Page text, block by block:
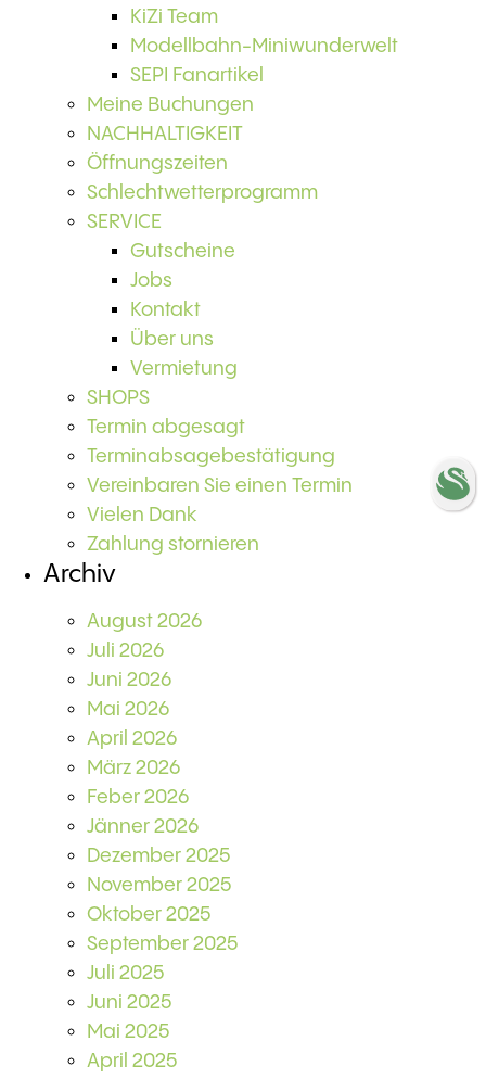
KiZi Team
Modellbahn-Miniwunderwelt
SEPI Fanartikel
Meine Buchungen
NACHHALTIGKEIT
Öffnungszeiten
Schlechtwetterprogramm
SERVICE
Gutscheine
Jobs
Kontakt
Über uns
Vermietung
SHOPS
Termin abgesagt
Terminabsagebestätigung
Vereinbaren Sie einen Termin
Vielen Dank
Zahlung stornieren
Archiv
August 2026
Juli 2026
Juni 2026
Mai 2026
April 2026
März 2026
Feber 2026
Jänner 2026
Dezember 2025
November 2025
Oktober 2025
September 2025
Juli 2025
Juni 2025
Mai 2025
April 2025